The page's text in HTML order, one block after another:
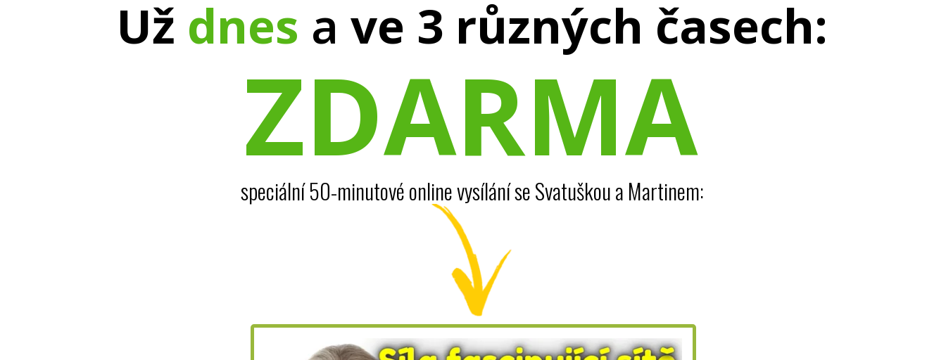
Už dnes a ve 3 různých časech:
ZDARMA
speciální 50-minutové online vysílání se Svatuškou a Martinem: